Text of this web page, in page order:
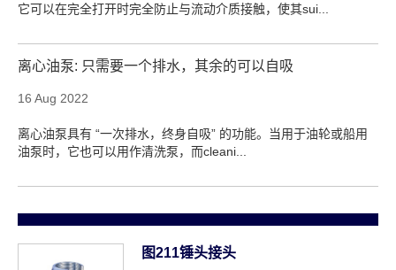
它可以在完全打开时完全防止与流动介质接触，使其sui...
离心油泵: 只需要一个排水，其余的可以自吸
16 Aug 2022
离心油泵具有 “一次排水，终身自吸” 的功能。当用于油轮或船用
油泵时，它也可以用作清洗泵，而cleani...
图211锤头接头